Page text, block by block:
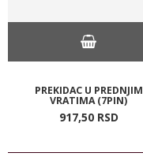
PREKIDAC U PREDNJIM
VRATIMA (7PIN)
917,50 RSD